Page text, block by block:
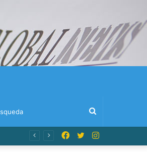
Búsqueda
Instagram
Twitter
Facebook